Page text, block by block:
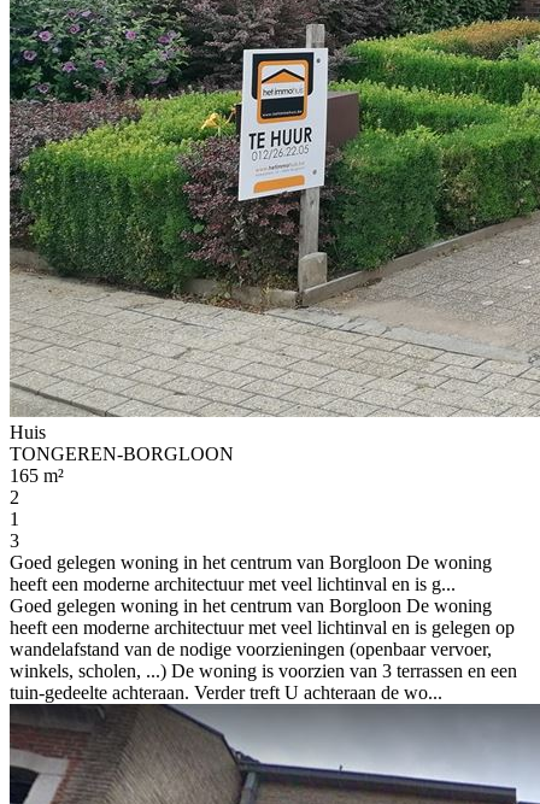
Huis
TONGEREN-BORGLOON
165 m²
2
1
3
Goed gelegen woning in het centrum van Borgloon De woning
heeft een moderne architectuur met veel lichtinval en is g...
Goed gelegen woning in het centrum van Borgloon De woning
heeft een moderne architectuur met veel lichtinval en is gelegen op
wandelafstand van de nodige voorzieningen (openbaar vervoer,
winkels, scholen, ...) De woning is voorzien van 3 terrassen en een
tuin-gedeelte achteraan. Verder treft U achteraan de wo...